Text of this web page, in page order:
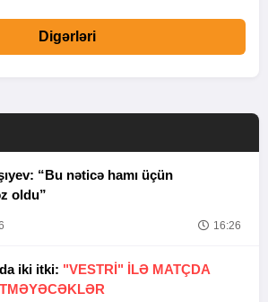
Digərləri
“Bu nəticə hamı üçün
oldu”
16:26
iki itki: "VESTRİ" İLƏ MATÇDA